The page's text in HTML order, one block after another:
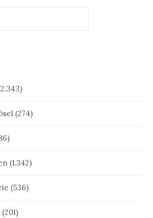
(274)
(1.342)
(536)
(201)